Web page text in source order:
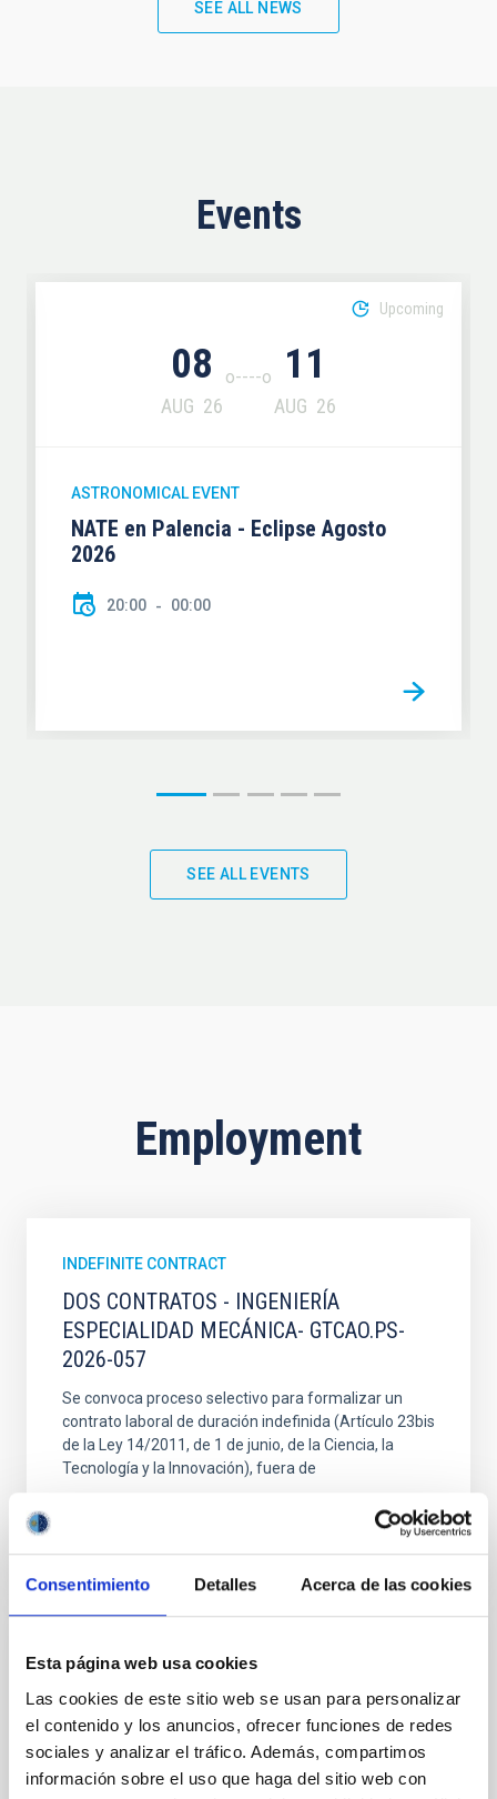
Consentimiento Detalles Acerca de las cookies
Esta página web usa cookies
Las cookies de este sitio web se usan para personalizar
el contenido y los anuncios, ofrecer funciones de redes
sociales y analizar el tráfico. Además, compartimos
información sobre el uso que haga del sitio web con
SEE ALL NEWS
Events
08
AUG 26
11
AUG 26
Upcoming
ASTRONOMICAL EVENT
NATE en Palencia - Eclipse Agosto
2026
20:00 00:00
SEE ALL EVENTS
Employment
INDEFINITE CONTRACT
DOS CONTRATOS - INGENIERÍA
ESPECIALIDAD MECÁNICA- GTCAO.PS-
2026-057
Se convoca proceso selectivo para formalizar un
contrato laboral de duración indefinida (Artículo 23bis
de la Ley 14/2011, de 1 de junio, de la Ciencia, la
Tecnología y la Innovación), fuera de
PERMANENT (OPEN TO PUBLIC)
UN CONTRATO - TÉCNICO/A DE TALLER -
ESPECIALIDAD MECÁNICA- FIJO
LABORAL - PS-2026-032